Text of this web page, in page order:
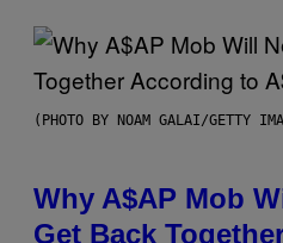
(PHOTO BY NOAM GALAI/GETTY
Why A$AP Mob
Get Back